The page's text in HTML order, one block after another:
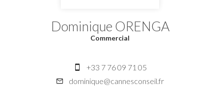
Dominique ORENGA
Commercial
+33 7 76 09 71 05
dominique@cannesconseil.fr